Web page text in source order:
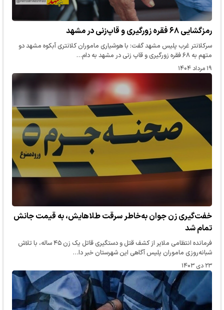
رمزگشایی ۶۸ فقره زورگیری و قاپ‌زنی در مشهد
سرکلانتر غرب پلیس مشهد گفت: با هوشیاری ماموران کلانتری آبکوه مشهد دو
متهم به ۶۸ فقره زورگیری و قاپ زنی در مشهد به دام‌…
۱۹ مرداد ۱۴۰۴
خفت‌گیری زن جوان به‌خاطر سرقت طلاهایش، به قیمت جانش
تمام شد
فرمانده انتظامی ملایر از کشف قتل و دستگیری قاتل یک زن ۴۵ ساله، با تلاش
شبانه‌روزی ماموران پلیس آگاهی این شهرستان خبر دا…
۲۳ دی ۱۴۰۳